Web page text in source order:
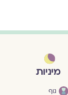
מיניות
גוף